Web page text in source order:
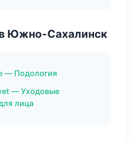
Южно-Сахалинск
— Подология
— Уходовые
лица